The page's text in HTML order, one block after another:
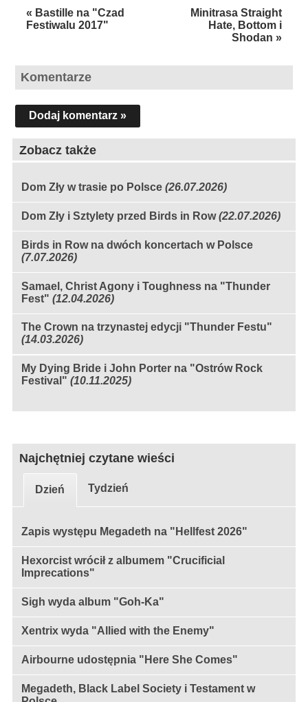
« Bastille na "Czad
Festiwalu 2017"
Minitrasa Straight
Hate, Bottom i
Shodan »
Komentarze
Dodaj komentarz »
Zobacz także
Dom Zły w trasie po Polsce (26.07.2026)
Dom Zły i Sztylety przed Birds in Row (22.07.2026)
Birds in Row na dwóch koncertach w Polsce
(7.07.2026)
Samael, Christ Agony i Toughness na "Thunder
Fest" (12.04.2026)
The Crown na trzynastej edycji "Thunder Festu"
(14.03.2026)
My Dying Bride i John Porter na "Ostrów Rock
Festival" (10.11.2025)
Najchętniej czytane wieści
Dzień Tydzień
Zapis występu Megadeth na "Hellfest 2026"
Hexorcist wrócił z albumem "Crucificial
Imprecations"
Sigh wyda album "Goh-Ka"
Xentrix wyda "Allied with the Enemy"
Airbourne udostępnia "Here She Comes"
Megadeth, Black Label Society i Testament w